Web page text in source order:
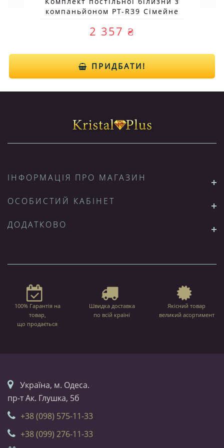
компаньйоном PT-R39 Сімейне
2 357 ₴
ПРИДБАТИ!
ІНФОРМАЦІЯ ПРО МАГАЗИН
ОСОБИСТИЙ КАБІНЕТ
ДОДАТКОВО
100% Гарантія на
товар,
що продається
Швидка доставка
по всій країні
Якісний товар
великий асортимент
Українa, м. Одеса.
пр-т Ак. Глушка, 5б
+38 (098) 575-11-33
+38 (099) 276-11-33